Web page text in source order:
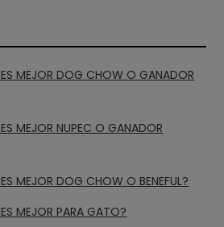
MEJOR DOG CHOW O GANADOR
MEJOR NUPEC O GANADOR
MEJOR DOG CHOW O BENEFUL?
MEJOR PARA GATO?